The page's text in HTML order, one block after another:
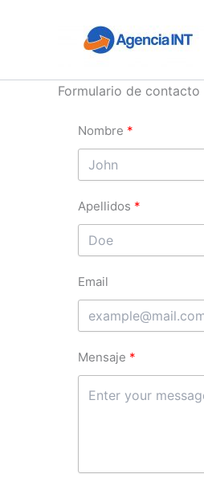
Formulario de contacto
Nombre
Apellidos
Email
Mensaje